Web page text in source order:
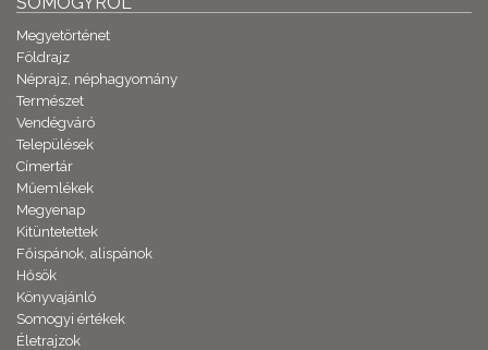
Megyetörténet
Földrajz
Néprajz, néphagyomány
Természet
Vendégváró
Települések
Címertár
Műemlékek
Megyenap
Kitüntetettek
Főispánok, alispánok
Hősök
Könyvajánló
Somogyi értékek
Életrajzok